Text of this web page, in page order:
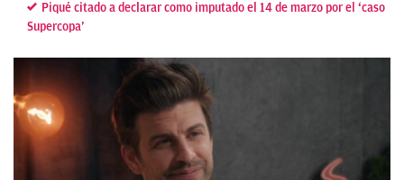
Piqué citado a declarar como imputado el 14 de marzo por el ‘caso
Supercopa’